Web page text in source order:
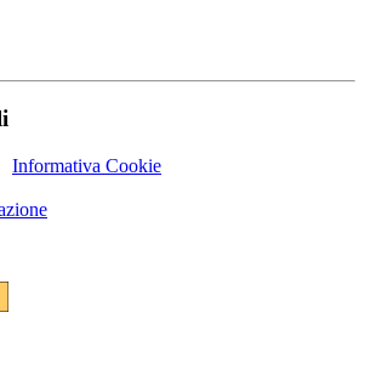
Informativa Cookie